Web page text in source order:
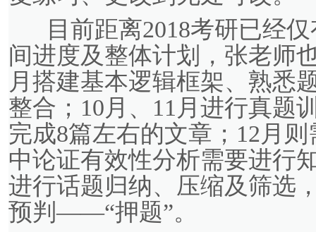
目前距离2018考研已经仅
间进度及整体计划，张老师
月搭建基本逻辑框架、熟悉
整合；10月、11月进行真题
完成8篇左右的文章；12月
中论证有效性分析需要进行
进行话题归纳、压缩及筛选
预判——“押题”。